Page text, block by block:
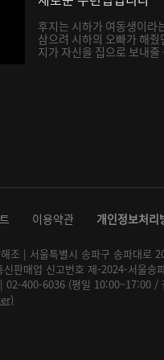
후지는 시하가 여동생이라
삼으려 시하의 오빠가 해
지가 자신을 집으로 보내
이용약관 개인정보처리
조 | 서울특별시 송파구 송파대로
판매업 신고번호 제-2024-서울송
400-6036 (평일 10:00~17:00 /